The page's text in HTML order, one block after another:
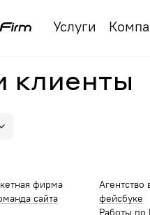
Услуги
клиенты
фирма
сайта
Агентство
фейсбуке